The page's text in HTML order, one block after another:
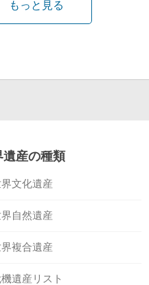
もっと見る
遺産の種類
文化遺産
自然遺産
複合遺産
遺産リスト